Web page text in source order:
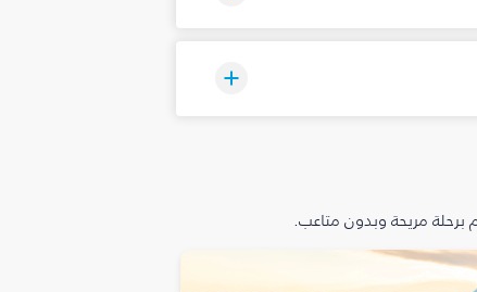
مريحة وبدون متاعب.